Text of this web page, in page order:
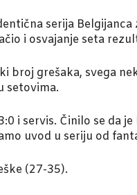
serija Belgijanca
i osvajanje seta
broj grešaka, svega
setovima.
i servis. Činilo se da je
uvod u seriju od
(27-35).